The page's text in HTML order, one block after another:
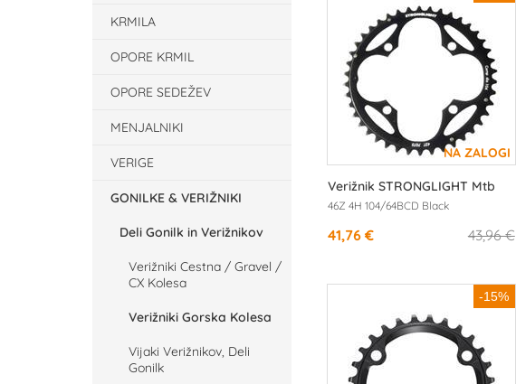
KRMILA
OPORE KRMIL
OPORE SEDEŽEV
MENJALNIKI
VERIGE
GONILKE & VERIŽNIKI
Deli Gonilk in Verižnikov
Verižniki Cestna / Gravel /
CX Kolesa
Verižniki Gorska Kolesa
Vijaki Verižnikov, Deli
Gonilk
Verižnik STRONGLIGHT Mtb
46Z 4H 104/64BCD Black
43,96 €
41,76 €
-15%